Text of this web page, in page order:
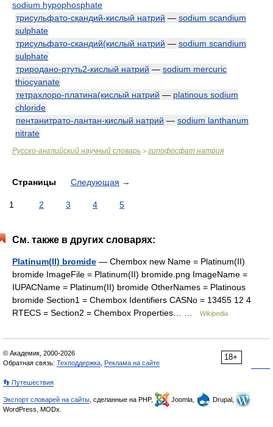
sodium hypophosphate
трисульфато-скандий-кислый натрий — sodium scandium
sulphate
трисульфато-скандий(кислый натрий — sodium scandium
sulphate
триродано-ртуть2-кислый натрий — sodium mercuric
thiocyanate
тетрахлоро-платина(кислый натрий — platinous sodium
chloride
пентанитрато-лантан-кислый натрий — sodium lanthanum
nitrate
Русско-английский научный словарь > гипофосфат натрия
Страницы Следующая →
1 2 3 4 5
См. также в других словарях:
Platinum(II) bromide — Chembox new Name = Platinum(II)
bromide ImageFile = Platinum(II) bromide.png ImageName =
IUPACName = Platinum(II) bromide OtherNames = Platinous
bromide Section1 = Chembox Identifiers CASNo = 13455 12 4
RTECS = Section2 = Chembox Properties… …
Wikipedia
18+
© Академик, 2000-2026
Обратная связь: Техподдержка Реклама на сайте
👣 Путешествия
Экспорт словарей на сайты , сделанные на PHP, Joomla,
Drupal,
WordPress, MODx.